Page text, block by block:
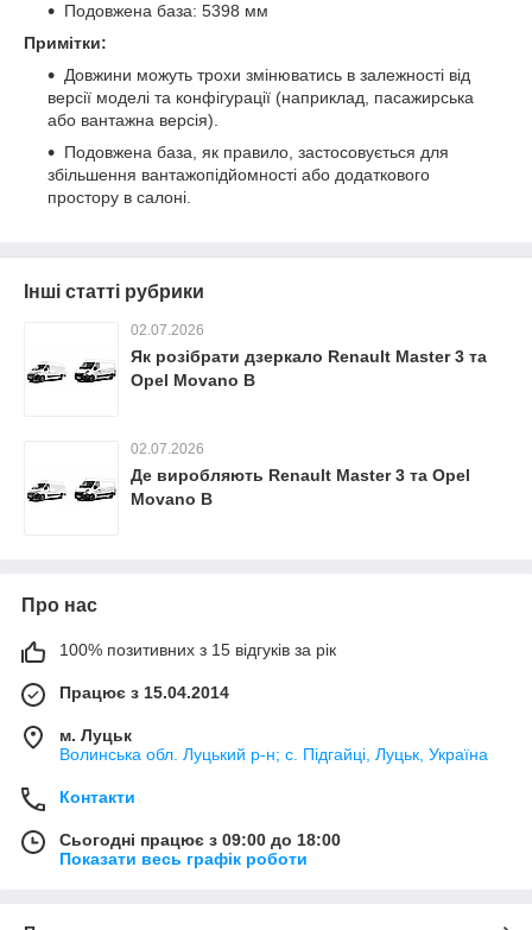
Подовжена база: 5398 мм
Примітки:
Довжини можуть трохи змінюватись в залежності від
версії моделі та конфігурації (наприклад, пасажирська
або вантажна версія).
Подовжена база, як правило, застосовується для
збільшення вантажопідйомності або додаткового
простору в салоні.
Інші статті рубрики
02.07.2026
Як розібрати дзеркало Renault Master 3 та
Opel Movano B
02.07.2026
Де виробляють Renault Master 3 та Opel
Movano B
Про нас
100% позитивних з 15 відгуків за рік
Працює з 15.04.2014
м. Луцьк
Волинська обл. Луцький р-н; с. Підгайці, Луцьк, Україна
Контакти
Сьогодні працює з 09:00 до 18:00
Показати весь графік роботи